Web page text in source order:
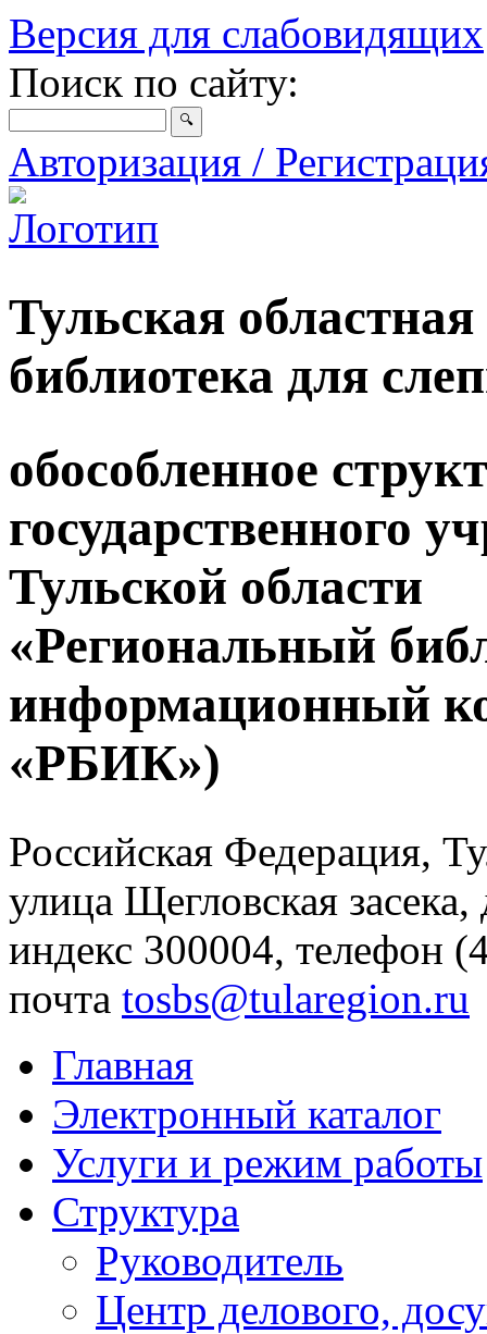
Версия для слабовидящих
Поиск по сайту:
Авторизация /
Тульская
библиотека для
обособленное
государственного
Тульской области
«Региональный
информационный
«РБИК»)
Российская Федерация,
улица Щегловская
индекс 300004, телефон
почта tosbs@tularegion.ru
Главная
Электронный каталог
Услуги и режим работы
Структура
Руководитель
Центр делового,